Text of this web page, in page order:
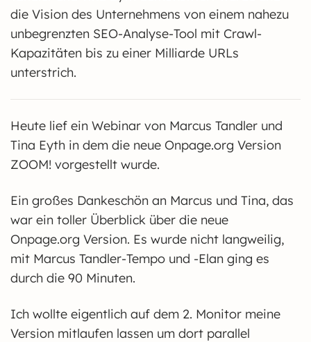
die Vision des Unternehmens von einem nahezu
unbegrenzten SEO-Analyse-Tool mit Crawl-
Kapazitäten bis zu einer Milliarde URLs
unterstrich.
Heute lief ein Webinar von Marcus Tandler und
Tina Eyth in dem die neue Onpage.org Version
ZOOM! vorgestellt wurde.
Ein großes Dankeschön an Marcus und Tina, das
war ein toller Überblick über die neue
Onpage.org Version. Es wurde nicht langweilig,
mit Marcus Tandler-Tempo und -Elan ging es
durch die 90 Minuten.
Ich wollte eigentlich auf dem 2. Monitor meine
Version mitlaufen lassen um dort parallel